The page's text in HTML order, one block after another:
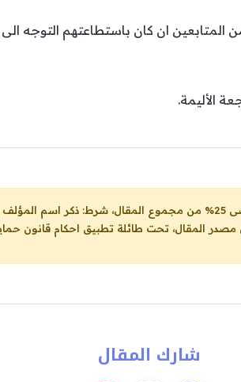
المتابعين ان كان باستطاعتهم التوجه
الأليمة.
مصدر المقال، تحت طائلة تطبيق احكام قانون
شارك المقال